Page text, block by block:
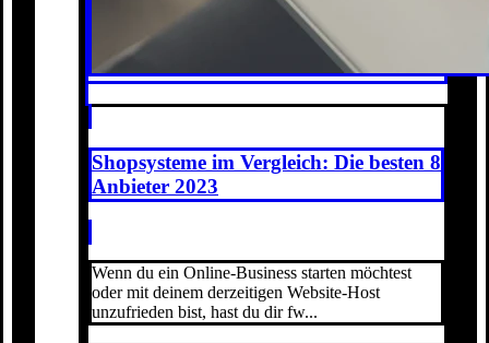
Shopsysteme im Vergleich: Die besten 8
Anbieter 2023
Wenn du ein Online-Business starten möchtest
oder mit deinem derzeitigen Website-Host
unzufrieden bist, hast du dir fw...